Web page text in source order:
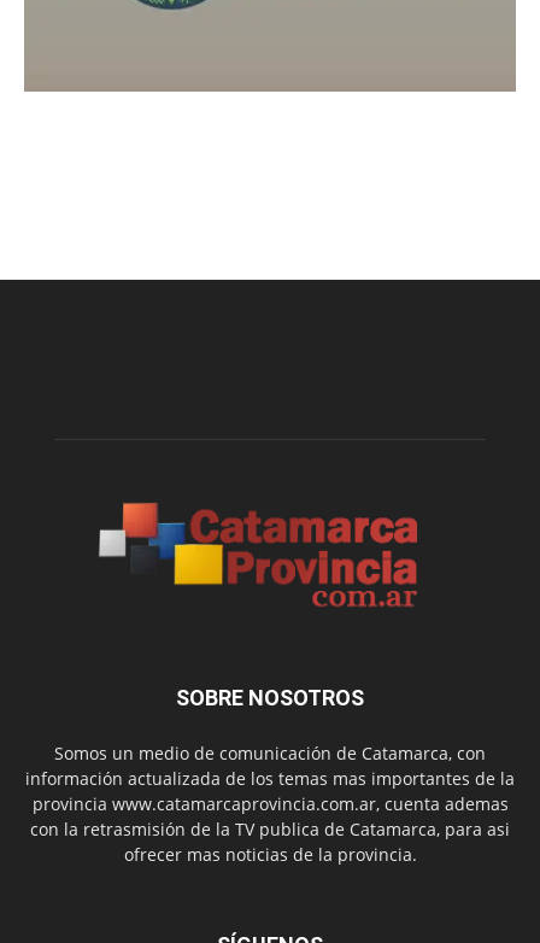
SOBRE NOSOTROS
Somos un medio de comunicación de Catamarca, con
información actualizada de los temas mas importantes de la
provincia www.catamarcaprovincia.com.ar, cuenta ademas
con la retrasmisión de la TV publica de Catamarca, para asi
ofrecer mas noticias de la provincia.